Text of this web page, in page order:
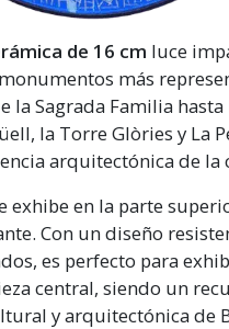
de 16 cm luce
más
la Sagrada Familia hasta
la Torre Glòries y La
arquitectónica de la
exhibe en la parte
Con un diseño
es perfecto para
central, siendo un
y arquitectónica de